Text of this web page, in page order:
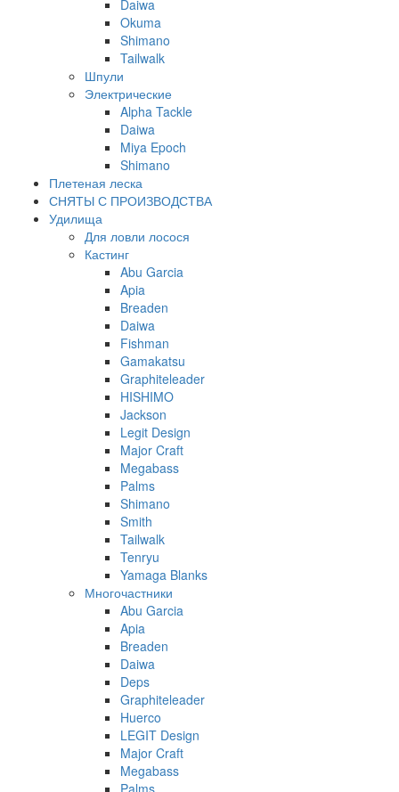
Daiwa
Okuma
Shimano
Tailwalk
Шпули
Электрические
Alpha Tackle
Daiwa
Miya Epoch
Shimano
Плетеная леска
СНЯТЫ С ПРОИЗВОДСТВА
Удилища
Для ловли лосося
Кастинг
Abu Garcia
Apia
Breaden
Daiwa
Fishman
Gamakatsu
Graphiteleader
HISHIMO
Jackson
Legit Design
Major Craft
Megabass
Palms
Shimano
Smith
Tailwalk
Tenryu
Yamaga Blanks
Многочастники
Abu Garcia
Apia
Breaden
Daiwa
Deps
Graphiteleader
Huerco
LEGIT Design
Major Craft
Megabass
Palms